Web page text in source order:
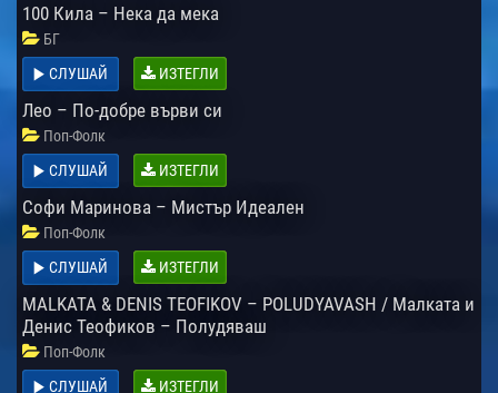
100 Кила – Нека да мека
БГ
СЛУШАЙ
ИЗТЕГЛИ
Лео – По-добре върви си
Поп-Фолк
СЛУШАЙ
ИЗТЕГЛИ
Софи Маринова – Мистър Идеален
Поп-Фолк
СЛУШАЙ
ИЗТЕГЛИ
MALKATA & DENIS TEOFIKOV – POLUDYAVASH / Малката и
Денис Теофиков – Полудяваш
Поп-Фолк
СЛУШАЙ
ИЗТЕГЛИ